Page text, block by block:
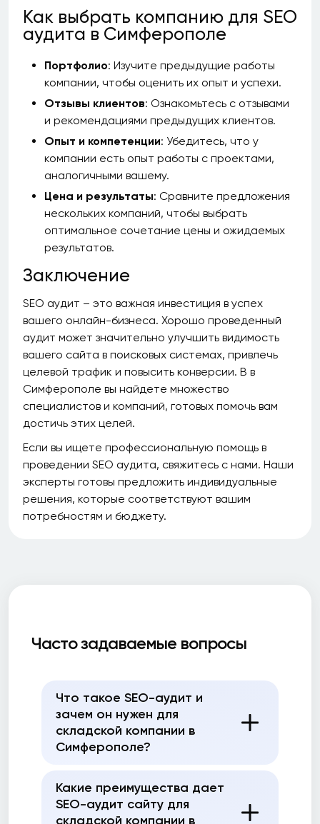
Как выбрать компанию для SEO
аудита в Симферополе
Портфолио: Изучите предыдущие работы
компании, чтобы оценить их опыт и успехи.
Отзывы клиентов: Ознакомьтесь с отзывами
и рекомендациями предыдущих клиентов.
Опыт и компетенции: Убедитесь, что у
компании есть опыт работы с проектами,
аналогичными вашему.
Цена и результаты: Сравните предложения
нескольких компаний, чтобы выбрать
оптимальное сочетание цены и ожидаемых
результатов.
Заключение
SEO аудит – это важная инвестиция в успех
вашего онлайн-бизнеса. Хорошо проведенный
аудит может значительно улучшить видимость
вашего сайта в поисковых системах, привлечь
целевой трафик и повысить конверсии. В в
Симферополе вы найдете множество
специалистов и компаний, готовых помочь вам
достичь этих целей.
Если вы ищете профессиональную помощь в
проведении SEO аудита, свяжитесь с нами. Наши
эксперты готовы предложить индивидуальные
решения, которые соответствуют вашим
потребностям и бюджету.
Часто задаваемые вопросы
Что такое SEO-аудит и
зачем он нужен для
складской компании в
Симферополе?
Какие преимущества дает
SEO-аудит сайту для
складской компании в